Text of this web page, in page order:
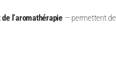
l’aromathérapie— permettent de